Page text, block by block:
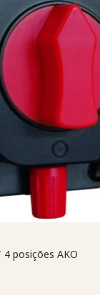
posições AKO